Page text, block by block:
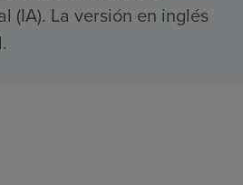
(IA). La versión en inglés